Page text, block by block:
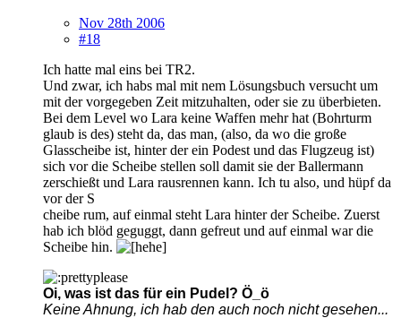
Nov 28th 2006
#18
Ich hatte mal eins bei TR2.
Und zwar, ich habs mal mit nem Lösungsbuch versucht um
mit der vorgegeben Zeit mitzuhalten, oder sie zu überbieten.
Bei dem Level wo Lara keine Waffen mehr hat (Bohrturm
glaub is des) steht da, das man, (also, da wo die große
Glasscheibe ist, hinter der ein Podest und das Flugzeug ist)
sich vor die Scheibe stellen soll damit sie der Ballermann
zerschießt und Lara rausrennen kann. Ich tu also, und hüpf da
vor der S
cheibe rum, auf einmal steht Lara hinter der Scheibe. Zuerst
hab ich blöd geguggt, dann gefreut und auf einmal war die
Scheibe hin.
Oi, was ist das für ein Pudel? Ö_ö
Keine Ahnung, ich hab den auch noch nicht gesehen...